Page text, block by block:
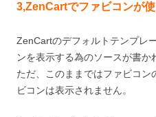
3,ZenCartでファビコンが使
ZenCartのデフォルトテンプレ
ンを表示する為のソースが書か
ただ、このままではファビコ
ビコンは表示されません。